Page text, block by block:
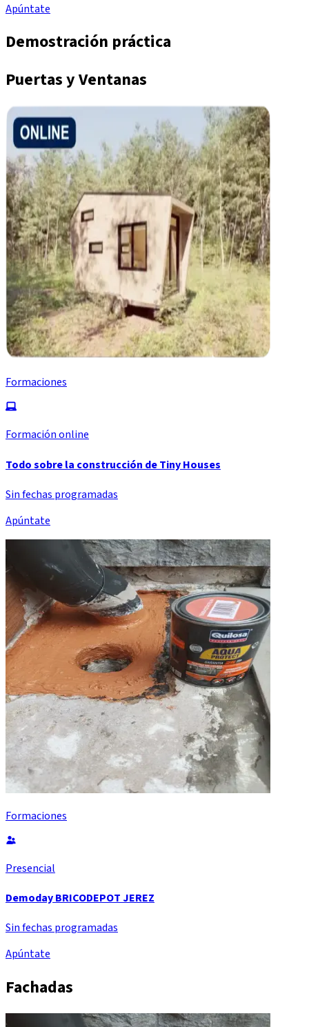
Apúntate
Demostración práctica
Puertas y Ventanas
Formaciones
Formación online
Todo sobre la construcción de Tiny Houses
Sin fechas programadas
Apúntate
Formaciones
Presencial
Demoday BRICODEPOT JEREZ
Sin fechas programadas
Apúntate
Fachadas